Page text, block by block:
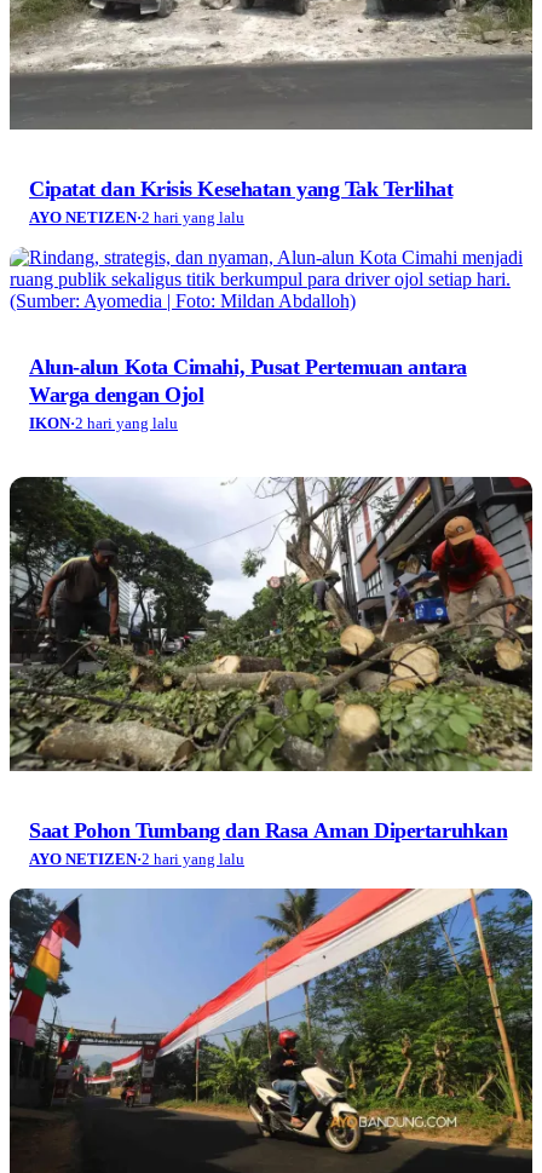
Cipatat dan Krisis Kesehatan yang Tak Terlihat
AYO NETIZEN·2 hari yang lalu
Alun-alun Kota Cimahi, Pusat Pertemuan antara
Warga dengan Ojol
IKON·2 hari yang lalu
Saat Pohon Tumbang dan Rasa Aman Dipertaruhkan
AYO NETIZEN·2 hari yang lalu